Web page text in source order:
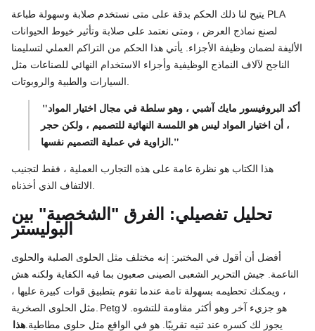
يتيح لنا ذلك الحكم بدقة على متى نستخدم صلابة وسهولة طباعة PLA
لصنع نماذج العرض ، ومتى نعتمد على صلابة وتأثير خيوط الحيوانات
الأليفة لضمان وظيفة الأجزاء. يأتي هذا الحكم من التراكم العملي لتسليمنا
الناجح لآلاف النماذج الوظيفية وأجزاء الاستخدام النهائي للصناعات مثل
"أكد البروفيسور مايك آشبي ، وهو سلطة في مجال اختيار المواد
، أن اختيار المواد ليس هو اللمسة النهائية للتصميم ، ولكن حجر
الزاوية في عملية التصميم نفسها."
هذا الكتاب هو نظرة عامة على هذه التجارب العملية ، فقط لتجنيب
تحليل تفصيلي: الفرق "الشخصية" بين
البوليستر
أفضل أن أقول في المختبر: إنه مختلف مثل الحلوى الصلبة والحلوى
الناعمة. جيش التحرير الشعبى الصينى صعبون بما فيه الكفاية ولكنه هش
، ويمكنك تحطيمه بسهولة تامة عندما تقوم بتطبيق قوات كبيرة عليها ،
Petgهو جزيء آخر وهو أكثر مقاومة للتشوه. لا
يجوز لك كسره عند ثنيه تقريبًا. هو في الواقع مثل حلوى مطاطية. هذا